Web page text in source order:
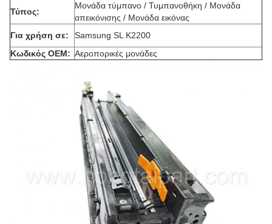
Τύπος:
Μονάδα τύμπανο / Τυμπανοθήκη / Μονάδα
απεικόνισης / Μονάδα εικόνας
Για χρήση σε:
Samsung SL K2200
Κωδικός OEM: Αεροπορικές μονάδες